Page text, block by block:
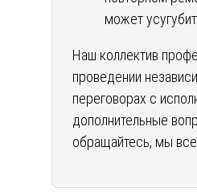
может
Наш коллектив
проведении
переговорах с
дополнительные
обращайтесь, мы